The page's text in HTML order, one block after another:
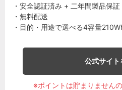
・安全認証済み + 二年間製品保証
・無料配送
・目的・用途で選べる4容量
公式サイト
※ポイントは貯まりません